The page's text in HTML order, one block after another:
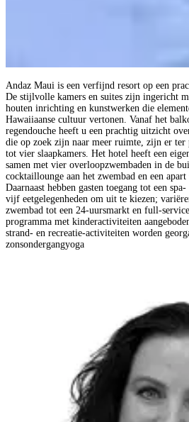
Andaz Maui is een verfijnd resort op een
De stijlvolle kamers en suites zijn ingericht
houten inrichting en kunstwerken die
Hawaiiaanse cultuur vertonen. Vanaf het
regendouche heeft u een prachtig uitzicht
die op zoek zijn naar meer ruimte, zijn er ter
tot vier slaapkamers. Het hotel heeft een
samen met vier overloopzwembaden in de
cocktaillounge aan het zwembad en een apart
Daarnaast hebben gasten toegang tot een
vijf eetgelegenheden om uit te kiezen;
zwembad tot een 24-uursmarkt en full-
programma met kinderactiviteiten
strand- en recreatie-activiteiten worden
zonsondergangyoga